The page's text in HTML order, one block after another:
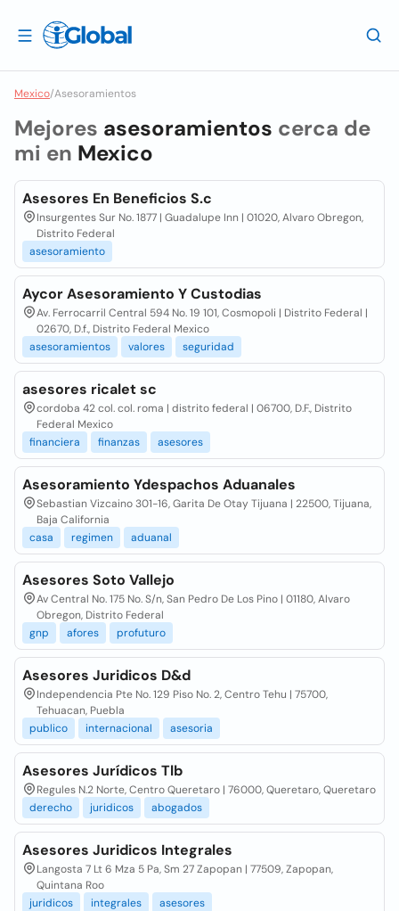
Mexico/Asesoramientos
Mejores asesoramientos cerca de
mi en Mexico
Asesores En Beneficios S.c
Insurgentes Sur No. 1877 | Guadalupe Inn | 01020, Alvaro Obregon,
Distrito Federal
asesoramiento
Aycor Asesoramiento Y Custodias
Av. Ferrocarril Central 594 No. 19 101, Cosmopoli | Distrito Federal |
02670, D.f., Distrito Federal Mexico
asesoramientos
valores seguridad
asesores ricalet sc
cordoba 42 col. col. roma | distrito federal | 06700, D.F., Distrito
Federal Mexico
financiera
finanzas asesores
Asesoramiento Ydespachos Aduanales
Sebastian Vizcaino 301-16, Garita De Otay Tijuana | 22500, Tijuana,
Baja California
casa
regimen aduanal
Asesores Soto Vallejo
Av Central No. 175 No. S/n, San Pedro De Los Pino | 01180, Alvaro
Obregon, Distrito Federal
gnp
afores profuturo
Asesores Juridicos D&d
Independencia Pte No. 129 Piso No. 2, Centro Tehu | 75700,
Tehuacan, Puebla
publico
internacional asesoria
Asesores Jurídicos Tlb
Regules N.2 Norte, Centro Queretaro | 76000, Queretaro, Queretaro
derecho
juridicos abogados
Asesores Juridicos Integrales
Langosta 7 Lt 6 Mza 5 Pa, Sm 27 Zapopan | 77509, Zapopan,
Quintana Roo
juridicos
integrales asesores